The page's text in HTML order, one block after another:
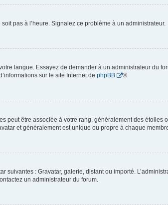
pas à l’heure. Signalez ce problème à un administrateur.
langue. Essayez de demander à un administrateur du
sur le site Internet de phpBB ®.
peut être associée à votre rang, généralement des étoiles
et généralement est unique ou propre à chaque
suivantes : Gravatar, galerie, distant ou importé.
un administrateur du forum.